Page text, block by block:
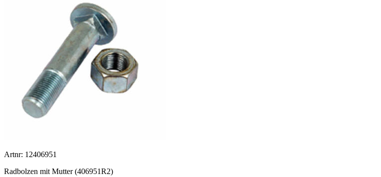
Artnr: 12406951
Radbolzen mit Mutter (406951R2)